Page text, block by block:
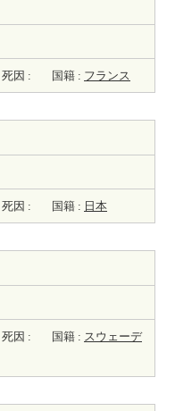
死因 : 国籍 : フランス
死因 : 国籍 : 日本
死因 : 国籍 : スウェーデ